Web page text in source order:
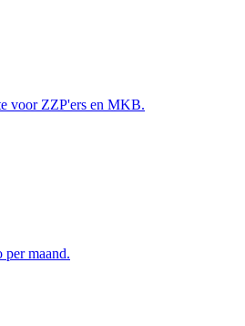
voor ZZP'ers en MKB.
maand.